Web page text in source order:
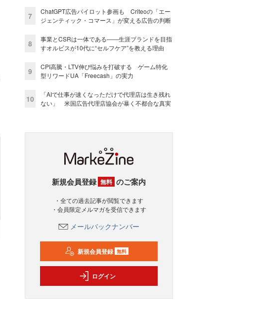
7
ChatGPT広告パイロット参画も Criteoの「エー
ジェンティック・コマース」が変える広告の判断
8
事業とCSRは一体である――生涯ブランドを目指
すオルビスが10代に“セルフケア”を教える理由
9
CPI高騰・LTV伸び悩みを打破する ゲーム特化
型リワードUA「Freecash」の実力
10
「AIで仕事が速くなっただけで代理店は生き残れ
ない」 米国広告代理店協会が暴く不都合な真実
新規会員登録 無料 のご案内
・全ての過去記事が閲覧できます
・会員限定メルマガを受信できます
メールバックナンバー
新規会員登録 無料
ログイン